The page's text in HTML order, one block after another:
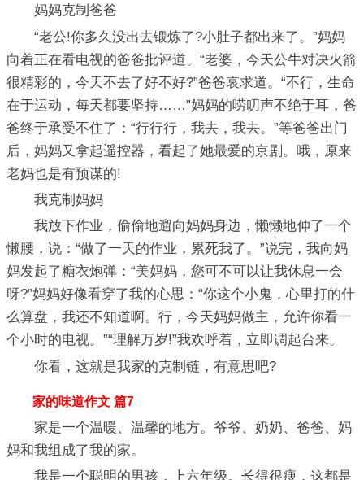
妈妈克制爸爸
“老公!你多久没出去锻炼了?小肚子都出来了。”妈妈
向着正在看电视的爸爸批评道。“老婆，今天公牛对决火箭
很精彩的，今天不去了好不好?”爸爸哀求道。“不行，生命
在于运动，每天都要坚持……”妈妈的唠叨声不绝于耳，爸
爸终于承受不住了：“行行行，我去，我去。”等爸爸出门
后，妈妈又拿起遥控器，看起了她最爱的京剧。哦，原来
老妈也是有预谋的!
我克制妈妈
我放下作业，偷偷地遛向妈妈身边，懒懒地伸了一个
懒腰，说：“做了一天的作业，累死我了。”说完，我向妈
妈发起了糖衣炮弹：“美妈妈，您可不可以让我休息一会
呀?”妈妈好像看穿了我的心思：“你这个小鬼，心里打的什
么算盘，我还不知道啊。行，今天妈妈做主，允许你看一
个小时的电视。”“理解万岁!”我欢呼着，立即调起台来。
你看，这就是我家的克制链，有意思吧?
家的味道作文 篇7
家是一个温暖、温馨的地方。爷爷、奶奶、爸爸、妈
妈和我组成了我的家。
我是一个聪明的男孩，上六年级。长得很瘦，这都是